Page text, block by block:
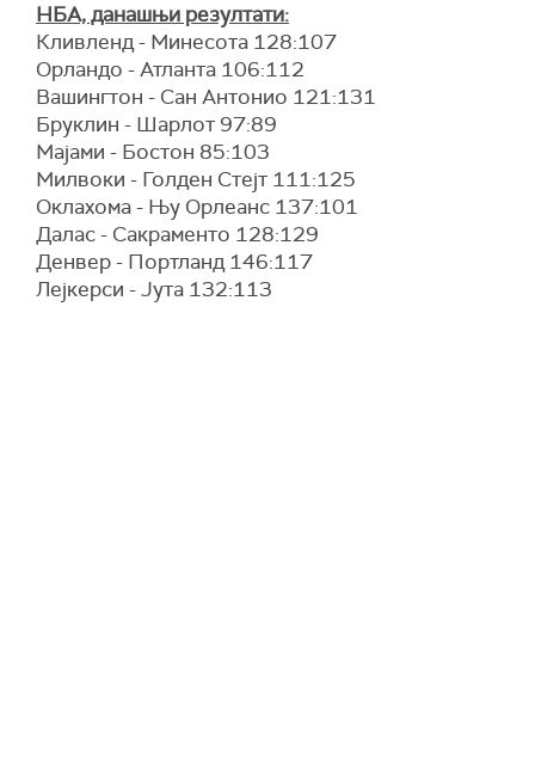
НБА, данашњи резултати:
Кливленд - Минесота 128:107
Орландо - Атланта 106:112
Вашингтон - Сан Антонио 121:131
Бруклин - Шарлот 97:89
Мајами - Бостон 85:103
Милвоки - Голден Стејт 111:125
Оклахома - Њу Орлеанс 137:101
Далас - Сакраменто 128:129
Денвер - Портланд 146:117
Лејкерси - Јута 132:113